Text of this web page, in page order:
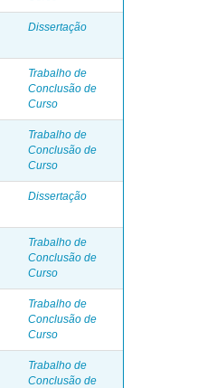
Dissertação
Trabalho de
Conclusão de
Curso
Trabalho de
Conclusão de
Curso
Dissertação
Trabalho de
Conclusão de
Curso
Trabalho de
Conclusão de
Curso
Trabalho de
Conclusão de